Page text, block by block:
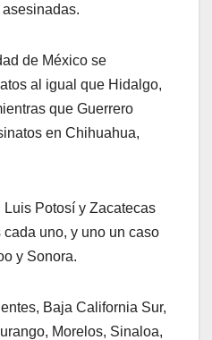
de México se
al igual que Hidalgo,
que Guerrero
en Chihuahua,
Potosí y Zacatecas
uno, y uno un caso
y Sonora.
Baja California Sur,
Morelos, Sinaloa,